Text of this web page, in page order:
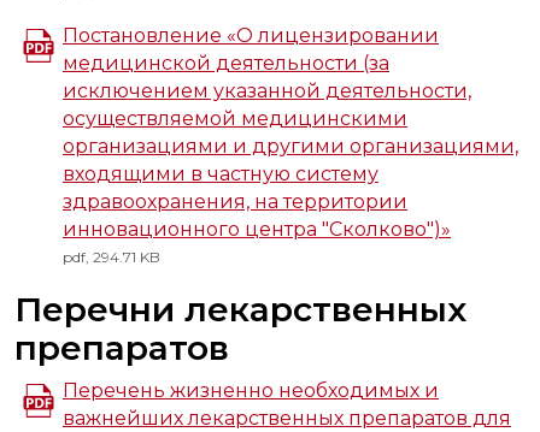
Постановление «О лицензировании
медицинской деятельности (за
исключением указанной деятельности,
осуществляемой медицинскими
организациями и другими организациями,
входящими в частную систему
здравоохранения, на территории
инновационного центра "Cколково")»
pdf, 294.71 KB
Перечни лекарственных
препаратов
Перечень жизненно необходимых и
важнейших лекарственных препаратов для